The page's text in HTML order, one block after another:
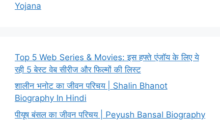
Yojana
Top 5 Web Series & Movies: इस हफ्ते एंजॉय के लिए ये
रही 5 बेस्ट वेब सीरीज और फिल्मों की लिस्ट
शालीन भनोट का जीवन परिचय | Shalin Bhanot
Biography In Hindi
पीयूष बंसल का जीवन परिचय | Peyush Bansal Biography